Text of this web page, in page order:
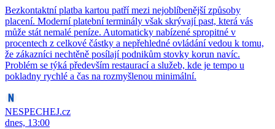
Bezkontaktní platba kartou patří mezi nejoblíbenější způsoby
placení. Moderní platební terminály však skrývají past, která vás
může stát nemalé peníze. Automaticky nabízené spropitné v
procentech z celkové částky a nepřehledné ovládání vedou k tomu,
že zákazníci nechtěně posílají podnikům stovky korun navíc.
Problém se týká především restaurací a služeb, kde je tempo u
pokladny rychlé a čas na rozmyšlenou minimální.
NESPECHEJ.cz
dnes, 13:00